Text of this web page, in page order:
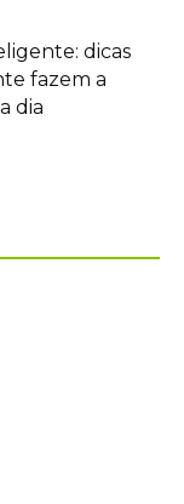
dicas
fazem a
dia